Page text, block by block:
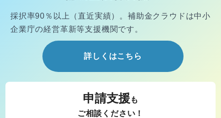
採択率90％以上（直近実績）。 補助金クラウドは中小
企業庁の経営革新等支援機関です。
詳しくはこちら
申請支援 も
ご相談ください！